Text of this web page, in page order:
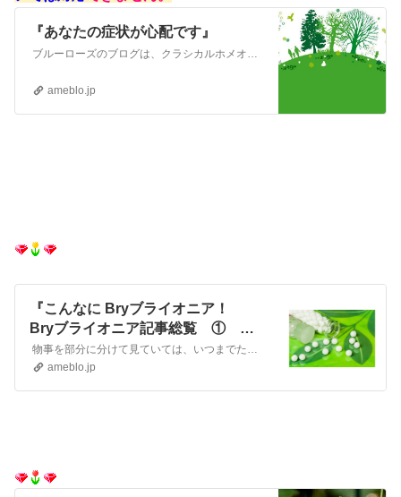
『あなたの症状が心配です』
ブルーローズのブログは、クラシカルホメオパシーについて知りたい！という方のために、発信しているブログです このところ、複数のレメディが必要な状態となって…
ameblo.jp
『こんなに Bryブライオニア！
Bryブライオニア記事総覧 ①
2025・８』
物事を部分に分けて見ていては、いつまでたっても見えないものがあります。部分を細かく見ていても、総体・全体は見えていないからです。最近、「総合診療科」が注目を…
ameblo.jp